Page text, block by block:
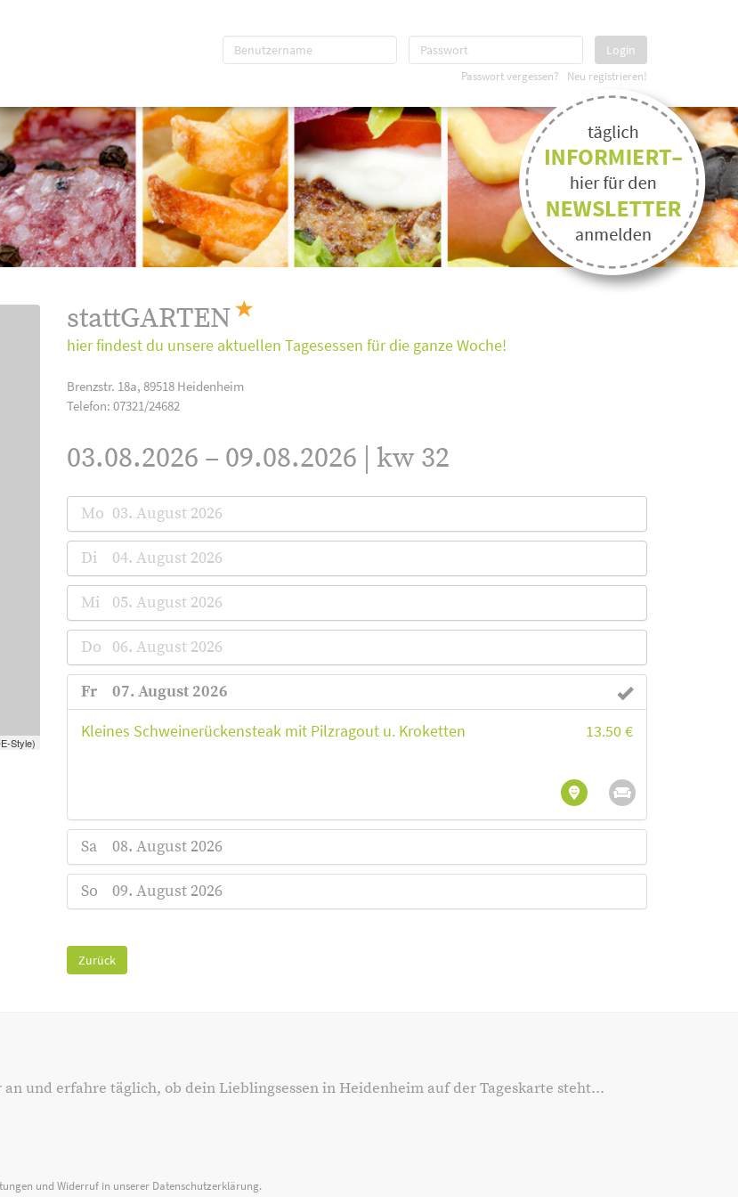
Login
Passwort vergessen? Neu registrieren!
Style)
stattGARTEN
hier findest du unsere aktuellen Tagesessen für die ganze Woche!
Brenzstr. 18a, 89518 Heidenheim
Telefon: 07321/24682
03.08.2026 – 09.08.2026 | kw 32
Mo 03. August 2026
Di 04. August 2026
Mi 05. August 2026
Do 06. August 2026
Fr
07. August 2026
Kleines Schweinerückensteak mit Pilzragout u. Kroketten
13.50 €
Sa 08. August 2026
So 09. August 2026
Zurück
und erfahre täglich, ob dein Lieblingsessen in Heidenheim auf der Tageskarte steht...
und Widerruf in unserer Datenschutzerklärung.